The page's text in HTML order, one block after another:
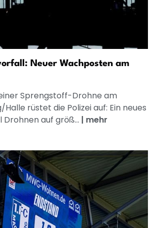
Neuer Wachposten am
Sprengstoff-Drohne am
Halle rüstet die Polizei auf: Ein neues
Drohnen auf größ... | mehr